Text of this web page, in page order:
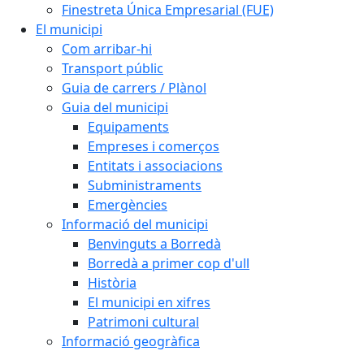
Finestreta Única Empresarial (FUE)
El municipi
Com arribar-hi
Transport públic
Guia de carrers / Plànol
Guia del municipi
Equipaments
Empreses i comerços
Entitats i associacions
Subministraments
Emergències
Informació del municipi
Benvinguts a Borredà
Borredà a primer cop d'ull
Història
El municipi en xifres
Patrimoni cultural
Informació geogràfica